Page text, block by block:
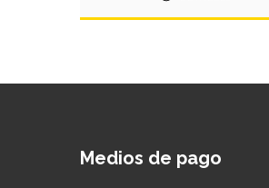
Medios de pago